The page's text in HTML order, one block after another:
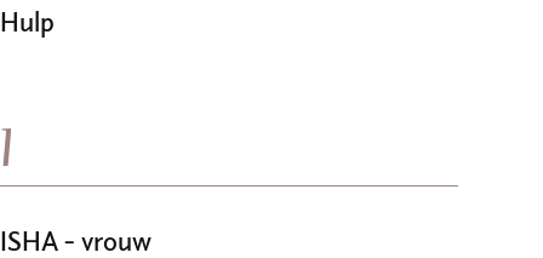
Hulp
I
ISHA - vrouw